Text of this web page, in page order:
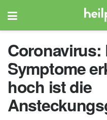
Coronavirus:
Symptome
hoch ist die